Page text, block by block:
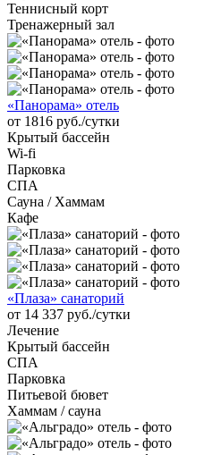
Теннисный корт
Тренажерный зал
«Панорама» отель
от 1816 руб./сутки
Крытый бассейн
Wi-fi
Парковка
СПА
Сауна / Хаммам
Кафе
«Плаза» санаторий
от 14 337 руб./сутки
Лечение
Крытый бассейн
СПА
Парковка
Питьевой бювет
Хаммам / сауна